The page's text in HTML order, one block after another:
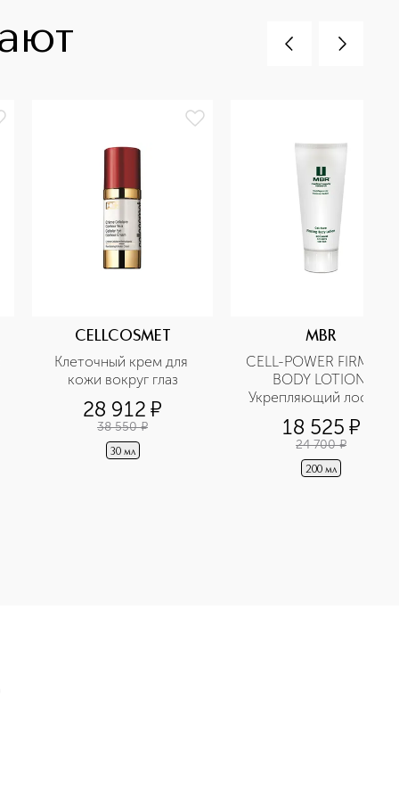
CELLCOSMET
Клеточный крем для
кожи вокруг глаз
28 912 ¤
38 550 ¤
30 мл
MBR
CELL-POWER FIRMING
BODY LOTION
Укрепляющий лосьон
для тела
18 525 ¤
24 700 ¤
200 мл